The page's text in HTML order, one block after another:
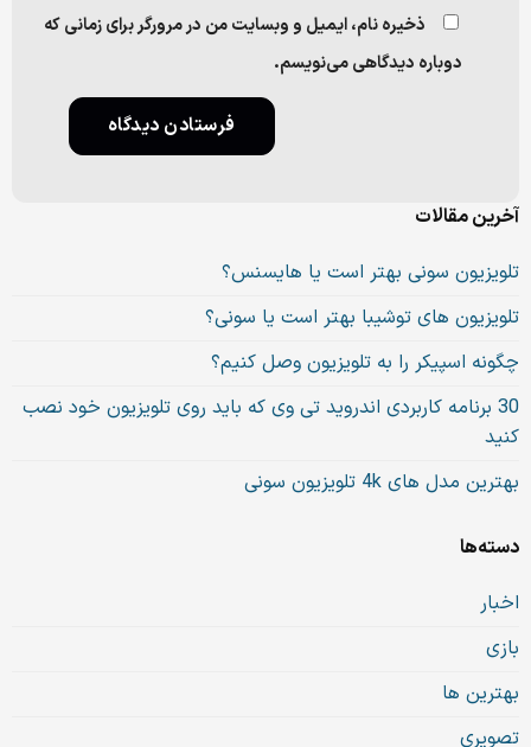
ذخیره نام، ایمیل و وبسایت من در مرورگر برای زمانی که
دوباره دیدگاهی می‌نویسم.
آخرین مقالات
تلویزیون سونی بهتر است یا هایسنس؟
تلویزیون های توشیبا بهتر است یا سونی؟
چگونه اسپیکر را به تلویزیون وصل کنیم؟
30 برنامه کاربردی اندروید تی وی که باید روی تلویزیون خود نصب
کنید
بهترین مدل های 4k تلویزیون سونی
دسته‌ها
اخبار
بازی
بهترین ها
تصویری